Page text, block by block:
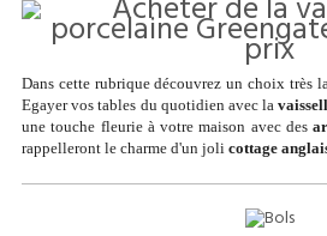
Dans cette rubrique découvrez un choix très
Egayer vos tables du quotidien avec la
une touche fleurie à votre maison avec des
rappelleront le charme d'un joli cottage